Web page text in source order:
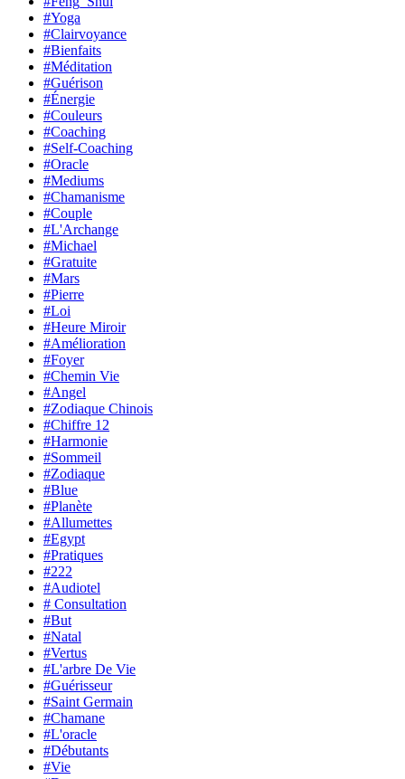
#Yoga
#Clairvoyance
#Bienfaits
#Méditation
#Guérison
#Énergie
#Couleurs
#Coaching
#Self-Coaching
#Oracle
#Mediums
#Chamanisme
#Couple
#L'Archange
#Michael
#Gratuite
#Mars
#Pierre
#Loi
#Heure Miroir
#Amélioration
#Foyer
#Chemin Vie
#Angel
#Zodiaque Chinois
#Chiffre 12
#Harmonie
#Sommeil
#Zodiaque
#Blue
#Planète
#Allumettes
#Egypt
#Pratiques
#222
#Audiotel
# Consultation
#But
#Natal
#Vertus
#L'arbre De Vie
#Guérisseur
#Saint Germain
#Chamane
#L'oracle
#Débutants
#Vie